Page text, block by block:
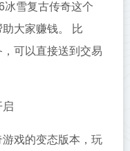
冰雪复古传奇这个
大家赚钱。 比
可以直接送到交易
启
戏的变态版本，玩